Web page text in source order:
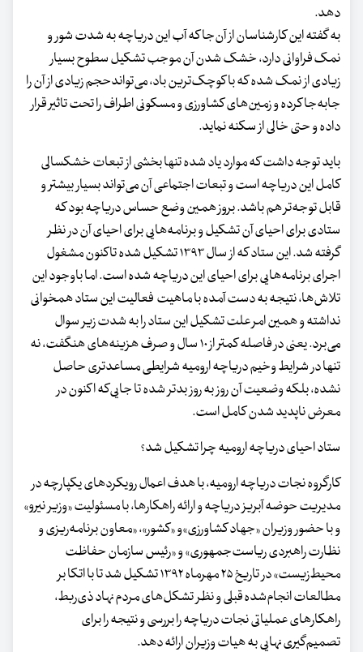
دهد.
به گفته این کارشناسان از آن‌جا که آب این دریاچه به شدت شور و
نمک فراوانی دارد، خشک شدن آن موجب تشکیل سطوح بسیار
زیادی از نمک شده که با کوچک‌ترین باد، می‌تواندحجم زیادی از آن را
جابه‌جا کرده و زمین‌های کشاورزی و مسکونی اطراف را تحت تاثیر قرار
داده و حتی خالی از سکنه نماید.
باید توجه داشت که موارد یاد شده تنها بخشی از تبعات خشکسالی
کامل این دریاچه است و تبعات اجتماعی آن می‌تواند بسیار بیشتر و
قابل توجه‌تر هم باشد. بروز همین وضع حساس دریاچه بود که
ستادی برای احیای آن تشکیل و برنامه‌هایی برای احیای آن در نظر
گرفته شد. این ستاد که از سال ۱۳۹۳ تشکیل شده تاکنون مشغول
اجرای برنامه‌هایی برای احیای این دریاچه شده است. اما باوجود این
تلاش‌ها، نتیجه به دست آمده با ماهیت فعالیت این ستاد همخوانی
نداشته و همین امر علت تشکیل این ستاد را به شدت زیر سوال
می‌برد. یعنی در فاصله کمتر از ۱۰ سال و صرف هزینه‌های هنگفت، نه
تنها در شرایط وخیم دریاچه ارومیه شرایطی مساعدتری حاصل
نشده، بلکه وضعیت آن روز به روز بدتر شده تا جایی‌که اکنون در
معرض ناپدید شدن کامل است.
ستاد احیای دریاچه ارومیه چرا تشکیل شد؟
کارگروه نجات دریاچه ارومیه، با هدف اعمال رویکردهای یکپارچه در
مدیریت حوضه آبریز دریاچه و ارائه راهکارها، با مسئولیت «وزیر نیرو»
و با حضور وزیران «جهاد کشاورزی»و «کشور»، «معاون برنامه‌ریزی و
نظارت راهبردی ریاست‌جمهوری» و «رئیس سازمان حفاظت
محیط‌زیست» در تاریخ ۲۵ مهرماه ۱۳۹۲ تشکیل شد تا با اتکا بر
مطالعات انجام‌شده قبلی و نظر تشکل‌های مردم نهاد ذی‌ربط،
راهکارهای عملیاتی نجات دریاچه را بررسی و نتیجه را برای
تصمیم‌گیری نهایی به هیات وزیران ارائه دهد.